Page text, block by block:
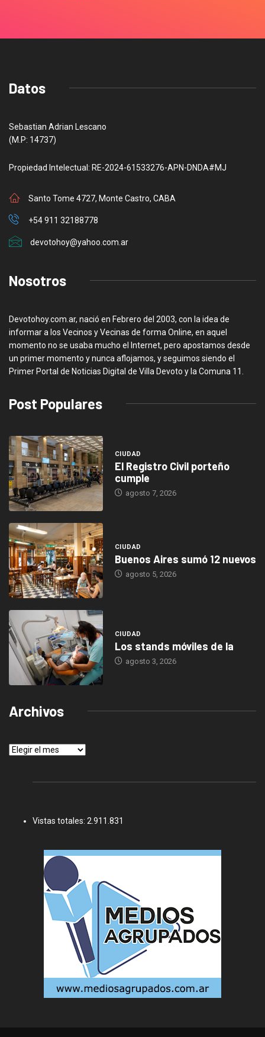
Datos
Sebastian Adrian Lescano
(M.P: 14737)
Propiedad Intelectual: RE-2024-61533276-APN-DNDA#MJ
Santo Tome 4727, Monte Castro, CABA
+54 911 32188778
devotohoy@yahoo.com.ar
Nosotros
Devotohoy.com.ar, nació en Febrero del 2003, con la idea de
informar a los Vecinos y Vecinas de forma Online, en aquel
momento no se usaba mucho el Internet, pero apostamos desde
un primer momento y nunca aflojamos, y seguimos siendo el
Primer Portal de Noticias Digital de Villa Devoto y la Comuna 11.
Post Populares
CIUDAD
El Registro Civil porteño
cumple
agosto 7, 2026
CIUDAD
Buenos Aires sumó 12 nuevos
agosto 5, 2026
CIUDAD
Los stands móviles de la
agosto 3, 2026
Archivos
Archivos
Vistas totales: 2.911.831